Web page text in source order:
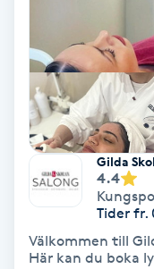
Piercing
Pigmentbehandling
Pigmentfläckar
Plastikkirurgi
Powder brows
Gilda
4.4
Tider fr.
Välkommen till
Här kan du boka